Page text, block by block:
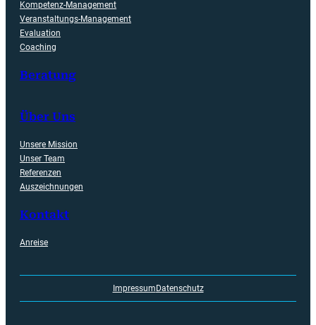
Kompetenz-Management
Veranstaltungs-Management
Evaluation
Coaching
Beratung
Über Uns
Unsere Mission
Unser Team
Referenzen
Auszeichnungen
Kontakt
Anreise
Impressum Datenschutz